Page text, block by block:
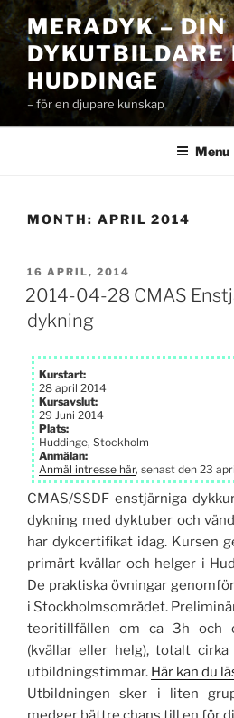
Skip
to
content
MERADYK – DIN
DYKUTBILDARE
HUDDINGE
– för en djupare kunskap
Menu
MONTH: APRIL 2014
POSTED
ON
16 APRIL, 2014
2014-04-28 CMAS
dykning
Kurstart:
28 april 2014
Kursavslut:
29 Juni 2014
Plats:
Huddinge, Stockholm
Anmälan:
Anmäl intresse här, senast den 23
CMAS/SSDF enstjärniga
dykning med dyktuber och
har dykcertifikat idag. Kursen
primärt kvällar och helger i
De praktiska övningar
i Stockholms­området.
teori­tillfällen om ca 3h och
(kvällar eller helg), totalt
utbildnings­timmar. Här kan du
Utbildningen sker i liten